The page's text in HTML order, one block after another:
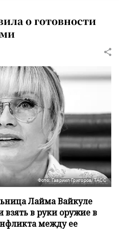
о готовности
Фото: Гавриил Григоров/ТАСС
Лайма Вайкуле
в руки оружие в
между ее